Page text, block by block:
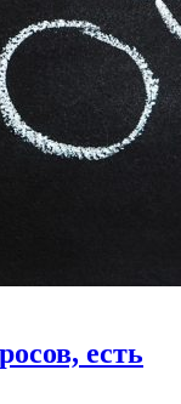
есть